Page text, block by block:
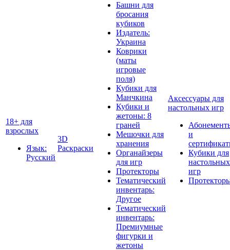
18+ для
взрослых
Язык:
Русский
3D
Раскраски
Башни для
бросания
кубиков
Издатель:
Украина
Коврики
(маты
игровые
поля)
Кубики для
Манчкина
Кубики и
жетоны: 8
граней
Мешочки для
хранения
Органайзеры
для игр
Протекторы
Тематический
инвентарь:
Другое
Тематический
инвентарь:
Премиумные
фигурки и
жетоны
Аксессуары для
настольных игр
и
Кубики для
настольных
игр